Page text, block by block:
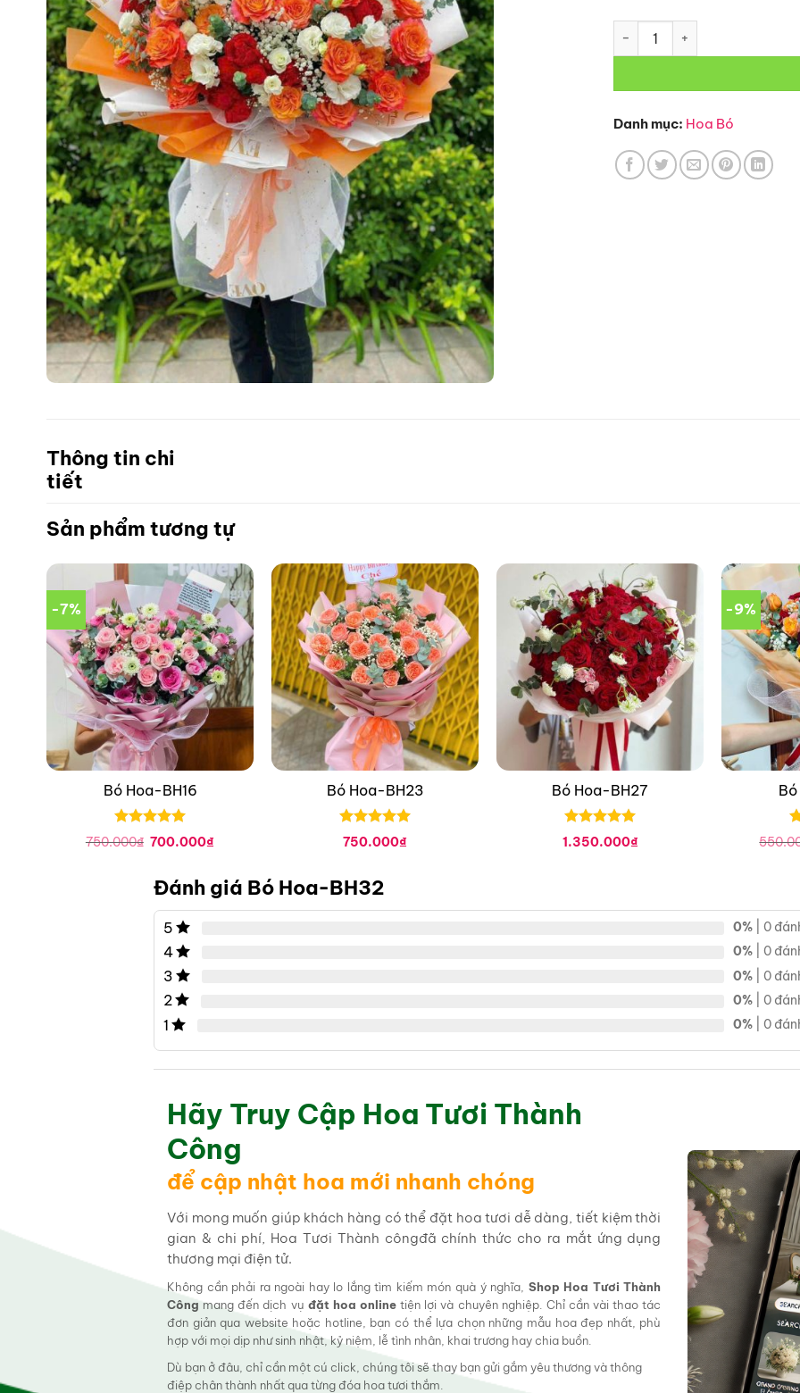
Bó Hoa-BH32 số lượng
Danh mục: Hoa Bó
Thông tin chi
tiết
Sản phẩm tương tự
-7%
Bó Hoa-BH16
Được xếp
hạng 0 5
750.000₫ Giá
750.000₫.
700.000₫Giá
là:
700.000₫.
Bó Hoa-BH23
Được xếp
hạng0 5
750.000₫
Bó Hoa-BH27
Được xếp
hạng05
1.350.000₫
-9%
Đánh giá Bó Hoa-BH32
5 0% | 0
4 0% | 0
3 0% | 0
2 0% | 0
1 0% | 0
Hãy Truy Cập Hoa Tươi Thành
Công
để cập nhật hoa mới nhanh chóng
Với mong muốn giúp khách hàng có thể đặt hoa tươi dễ dàng, tiết kiệm thời
gian & chi phí, Hoa Tươi Thành côngđã chính thức cho ra mắt ứng dụng
thương mại điện tử.
Không cần phải ra ngoài hay lo lắng tìm kiếm món quà ý nghĩa, Shop Hoa Tươi Thành
Công mang đến dịch vụ đặt hoa onlinetiện lợi và chuyên nghiệp. Chỉ cần vài thao tác
đơn giản qua website hoặc hotline, bạn có thể lựa chọn những mẫu hoa đẹp nhất, phù
hợp với mọi dịp như sinh nhật, kỷ niệm, lễ tình nhân, khai trương hay chia buồn.
Dù bạn ở đâu, chỉ cần một cú click, chúng tôi sẽ thay bạn gửi gắm yêu thương và thông
điệp chân thành nhất qua từng đóa hoa tươi thắm.